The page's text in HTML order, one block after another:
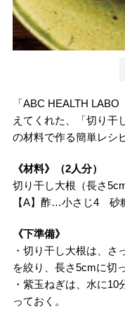
「ABC HEALTH
えてくれた、「切り干
の材料で作る簡単レシピ
《材料》（2人分）
切り干し大根（長さ
【A】酢…小さじ4
《下準備》
・切り干し大根は、さ
を絞り、長さ5cmに切
・紫玉ねぎは、水に
っておく。